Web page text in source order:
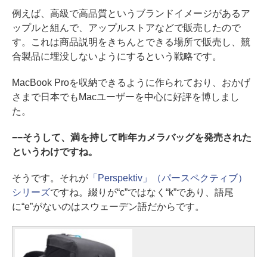
例えば、高級で高品質というブランドイメージがあるア
ップルと組んで、アップルストアなどで販売したので
す。これは商品説明をきちんとできる場所で販売し、競
合製品に埋没しないようにするという戦略です。
MacBook Proを収納できるように作られており、おかげ
さまで日本でもMacユーザーを中心に好評を博しまし
た。
−−そうして、満を持して昨年カメラバッグを発売された
というわけですね。
そうです。それが「Perspektiv」（パースペクティブ）
シリーズですね。綴りが“c”ではなく“k”であり、語尾
に“e”がないのはスウェーデン語だからです。